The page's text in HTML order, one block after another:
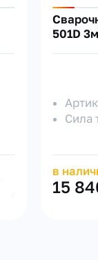
501D
Сила
в
15